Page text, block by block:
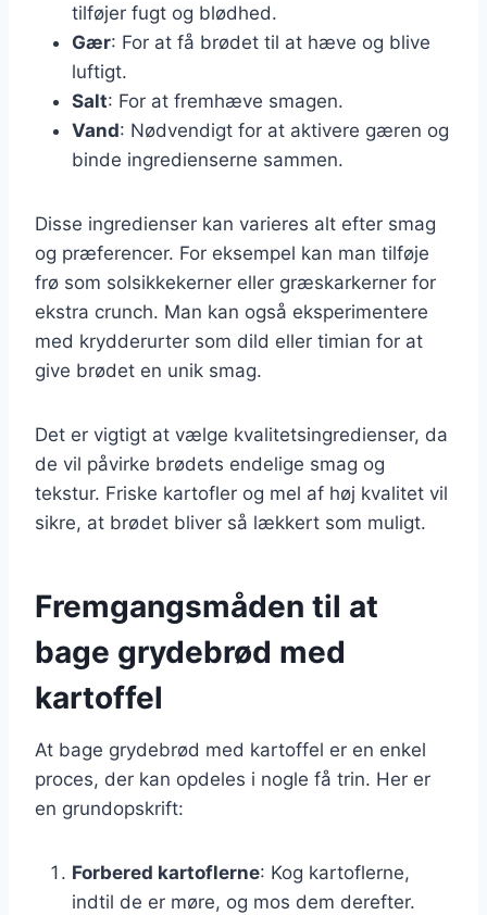
tilføjer fugt og blødhed.
Gær: For at få brødet til at hæve og blive
luftigt.
Salt: For at fremhæve smagen.
Vand: Nødvendigt for at aktivere gæren og
binde ingredienserne sammen.
Disse ingredienser kan varieres alt efter smag
og præferencer. For eksempel kan man tilføje
frø som solsikkekerner eller græskarkerner for
ekstra crunch. Man kan også eksperimentere
med krydderurter som dild eller timian for at
give brødet en unik smag.
Det er vigtigt at vælge kvalitetsingredienser, da
de vil påvirke brødets endelige smag og
tekstur. Friske kartofler og mel af høj kvalitet vil
sikre, at brødet bliver så lækkert som muligt.
Fremgangsmåden til at
bage grydebrød med
kartoffel
At bage grydebrød med kartoffel er en enkel
proces, der kan opdeles i nogle få trin. Her er
en grundopskrift:
Forbered kartoflerne: Kog kartoflerne,
indtil de er møre, og mos dem derefter.